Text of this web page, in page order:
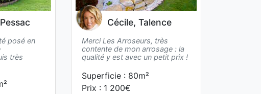
posé en
très
Cécile, Talence
Merci Les Arroseurs, très
contente de mon arrosage : la
qualité y est avec un petit prix !
Superficie : 80m²
Prix : 1 200€